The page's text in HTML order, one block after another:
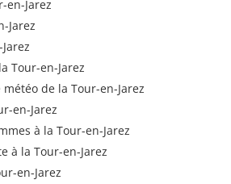
en-Jarez
Jarez
Tour-en-Jarez
de la Tour-en-Jarez
en-Jarez
à la Tour-en-Jarez
à la Tour-en-Jarez
en-Jarez